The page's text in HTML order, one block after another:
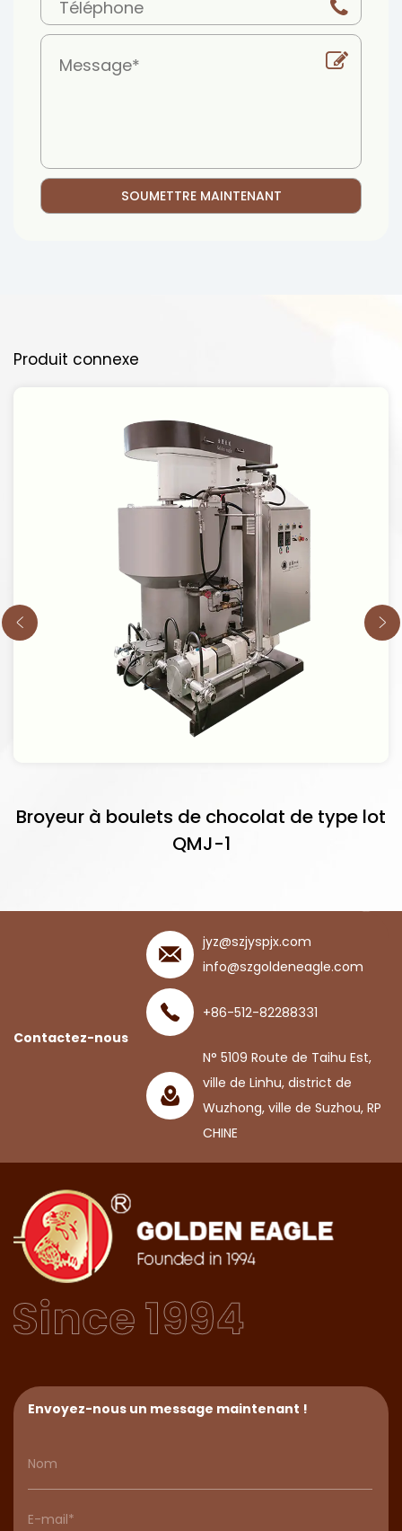
Produit connexe
Broyeur à boulets de chocolat de type lot
QMJ-1
Contactez-nous
jyz@szjyspjx.com
info@szgoldeneagle.com
+86-512-82288331
N° 5109 Route de Taihu Est,
ville de Linhu, district de
Wuzhong, ville de Suzhou, RP
CHINE
Envoyez-nous un message maintenant !